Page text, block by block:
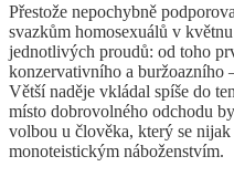
Přestože nepochybně
svazkům homosexuálů v
jednotlivých proudů: od toho
konzervativního a buržoazního
Větší naděje vkládal spíše do
místo dobrovolného odchodu
volbou u člověka, který se
monoteistickým náboženstvím.